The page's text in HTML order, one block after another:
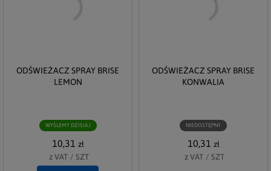
ODŚWIEŻACZ SPRAY BRISE
LEMON
WYŚLEMY DZISIAJ
10,31 zł
z VAT / SZT
ODŚWIEŻACZ SPRAY BRISE
KONWALIA
NIEDOSTĘPNY
10,31 zł
z VAT / SZT